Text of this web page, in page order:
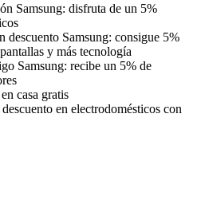
Samsung: disfruta de un 5%
descuento Samsung: consigue 5%
y más tecnología
Samsung: recibe un 5% de
casa gratis
en electrodomésticos con